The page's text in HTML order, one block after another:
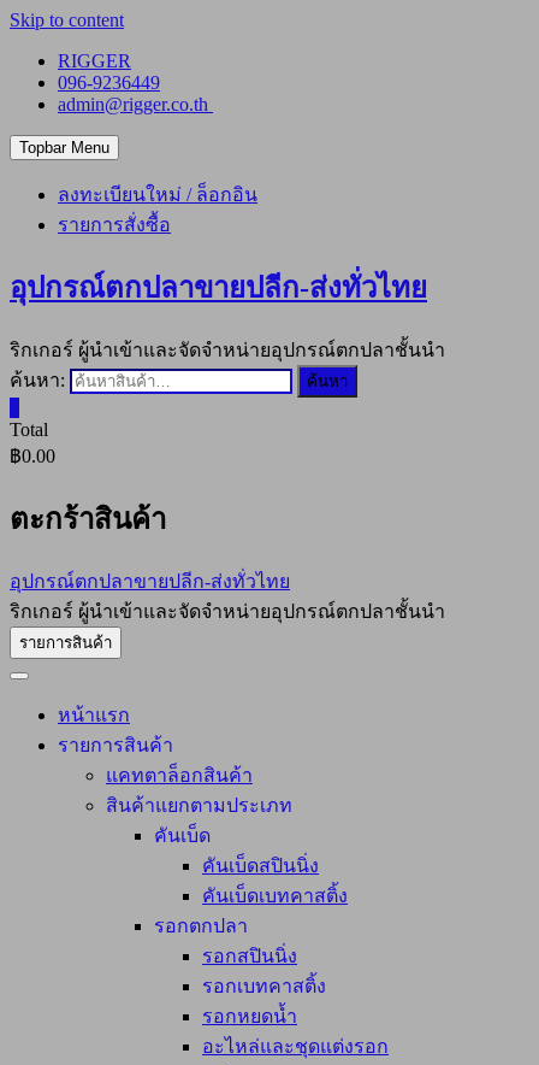
Skip to content
RIGGER
096-9236449
admin@rigger.co.th
Topbar Menu
ลงทะเบียนใหม่ / ล็อกอิน
รายการสั่งซื้อ
อุปกรณ์ตกปลาขายปลีก-ส่งทั่วไทย
ริกเกอร์ ผู้นำเข้าและจัดจำหน่ายอุปกรณ์ตกปลาชั้นนำ
ค้นหา:
ค้นหา
Total
฿0.00
ตะกร้าสินค้า
อุปกรณ์ตกปลาขายปลีก-ส่งทั่วไทย
ริกเกอร์ ผู้นำเข้าและจัดจำหน่ายอุปกรณ์ตกปลาชั้นนำ
รายการสินค้า
หน้าแรก
รายการสินค้า
แคทตาล็อกสินค้า
สินค้าแยกตามประเภท
คันเบ็ด
คันเบ็ดสปินนิ่ง
คันเบ็ดเบทคาสติ้ง
รอกตกปลา
รอกสปินนิ่ง
รอกเบทคาสติ้ง
รอกหยดน้ำ
อะไหล่และชุดแต่งรอก